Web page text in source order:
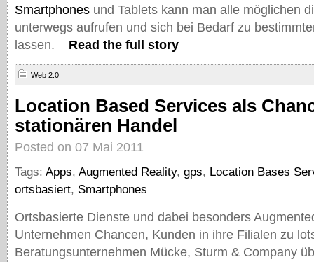
Smartphones und Tablets kann man alle möglichen
unterwegs aufrufen und sich bei Bedarf zu
lassen.
Read the full story
Web 2.0
Location Based Services als
stationären Handel
Posted on 07 Mai 2011
Tags: Apps, Augmented Reality, gps, Location Bases
ortsbasiert, Smartphones
Ortsbasierte Dienste und dabei besonders
Unternehmen Chancen, Kunden in ihre Filialen zu
Beratungsunternehmen Mücke, Sturm & Company